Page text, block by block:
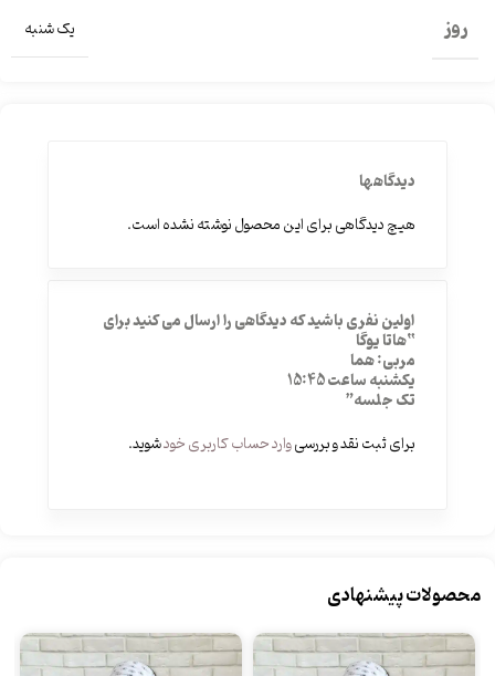
روز یک شنبه
دیدگاهها
هیچ دیدگاهی برای این محصول نوشته نشده است.
اولین نفری باشید که دیدگاهی را ارسال می کنید برای
“هاتا یوگا
مربی: هما
یکشنبه ساعت 15:45
تک جلسه”
برای ثبت نقد و بررسیوارد حساب کاربری خودشوید.
محصولات پیشنهادی